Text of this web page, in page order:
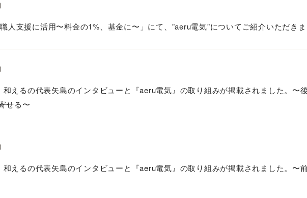
支援に活用〜料金の1%、基金に〜」にて、”aeru電気”についてご紹介いただきま
えるの代表矢島のインタビューと『aeru電気』の取り組みが掲載されました。〜
せる〜
えるの代表矢島のインタビューと『aeru電気』の取り組みが掲載されました。〜